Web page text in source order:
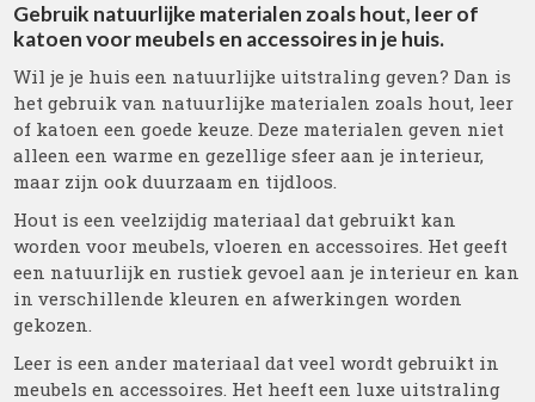
Gebruik natuurlijke materialen zoals hout, leer of
katoen voor meubels en accessoires in je huis.
Wil je je huis een natuurlijke uitstraling geven? Dan is
het gebruik van natuurlijke materialen zoals hout, leer
of katoen een goede keuze. Deze materialen geven niet
alleen een warme en gezellige sfeer aan je interieur,
maar zijn ook duurzaam en tijdloos.
Hout is een veelzijdig materiaal dat gebruikt kan
worden voor meubels, vloeren en accessoires. Het geeft
een natuurlijk en rustiek gevoel aan je interieur en kan
in verschillende kleuren en afwerkingen worden
gekozen.
Leer is een ander materiaal dat veel wordt gebruikt in
meubels en accessoires. Het heeft een luxe uitstraling